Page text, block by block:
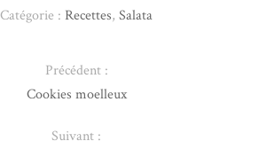
Catégorie : Recettes, Salata
Précédent :
Cookies moelleux
Suivant :